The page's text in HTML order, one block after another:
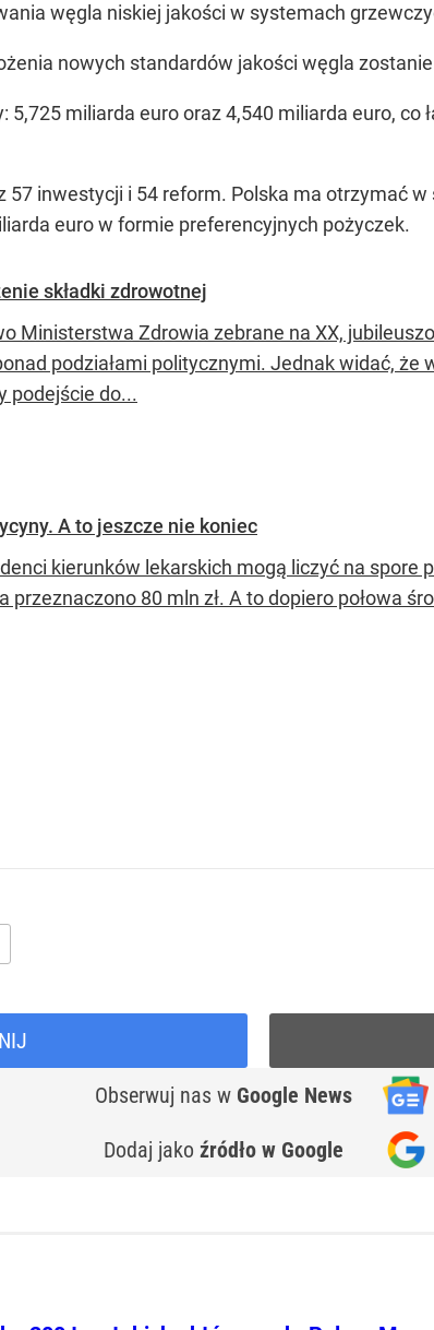
węgla niskiej jakości w systemach
nowych standardów jakości węgla zostanie
5,725 miliarda euro oraz 4,540 miliarda euro, co
57 inwestycji i 54 reform. Polska ma otrzymać
euro w formie preferencyjnych pożyczek.
składki zdrowotnej
Ministerstwa Zdrowia zebrane na XX,
podziałami politycznymi. Jednak widać,
podejście do...
A to jeszcze nie koniec
kierunków lekarskich mogą liczyć na spore
przeznaczono 80 mln zł. A to dopiero połowa
Obserwuj nas w Google News
Dodaj jako źródło w Google